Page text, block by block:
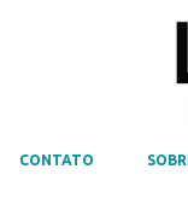
CONTATO